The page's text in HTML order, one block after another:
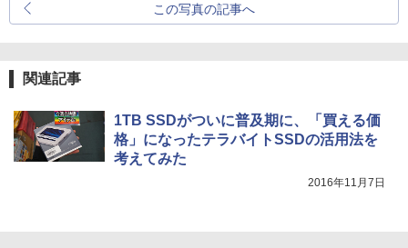
この写真の記事へ
関連記事
1TB SSDがついに普及期に、「買える価
格」になったテラバイトSSDの活用法を
考えてみた
2016年11月7日